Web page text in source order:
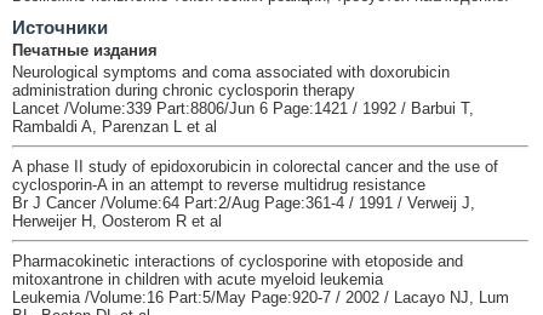
Источники
Печатные издания
Neurological symptoms and coma associated with doxorubicin
administration during chronic cyclosporin therapy
Lancet /Volume:339 Part:8806/Jun 6 Page:1421 / 1992 / Barbui T,
Rambaldi A, Parenzan L et al
A phase II study of epidoxorubicin in colorectal cancer and the use of
cyclosporin-A in an attempt to reverse multidrug resistance
Br J Cancer /Volume:64 Part:2/Aug Page:361-4 / 1991 / Verweij J,
Herweijer H, Oosterom R et al
Pharmacokinetic interactions of cyclosporine with etoposide and
mitoxantrone in children with acute myeloid leukemia
Leukemia /Volume:16 Part:5/May Page:920-7 / 2002 / Lacayo NJ, Lum